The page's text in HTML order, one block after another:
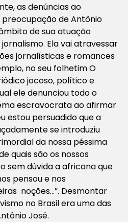
as denúncias ao
de Antônio
de sua atuação
Ela vai atravessar
jornalísticas e romances
no seu folhetimO
jocoso, político e
ele denunciou todo o
escravocrata ao afirmar
estou persuadido que a
se introduziu
da nossa péssima
quais são os nossos
sem dúvida a africana que
pensou e nos
noções…”. Desmontar
no Brasil era uma das
José.